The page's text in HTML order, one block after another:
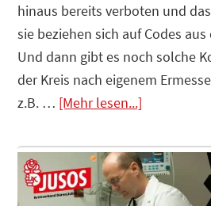
hinaus bereits verboten und
sie beziehen sich auf Codes
Und dann gibt es noch solche
der Kreis nach eigenem
z.B. … [Mehr lesen...]
Plugin
Wir
fordern: